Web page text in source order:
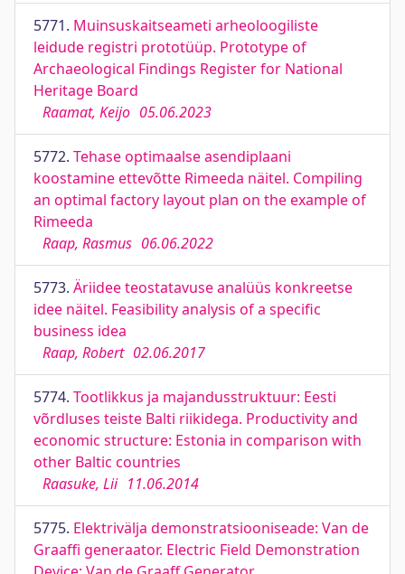
5771. Muinsuskaitseameti arheoloogiliste
leidude registri prototüüp. Prototype of
Archaeological Findings Register for National
Heritage Board
Raamat, Keijo 05.06.2023
5772. Tehase optimaalse asendiplaani
koostamine ettevõtte Rimeeda näitel. Compiling
an optimal factory layout plan on the example of
Rimeeda
Raap, Rasmus 06.06.2022
5773. Äriidee teostatavuse analüüs konkreetse
idee näitel. Feasibility analysis of a specific
business idea
Raap, Robert 02.06.2017
5774. Tootlikkus ja majandusstruktuur: Eesti
võrdluses teiste Balti riikidega. Productivity and
economic structure: Estonia in comparison with
other Baltic countries
Raasuke, Lii 11.06.2014
5775. Elektrivälja demonstratsiooniseade: Van de
Graaffi generaator. Electric Field Demonstration